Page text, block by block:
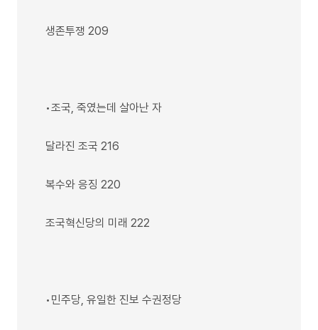
생존투쟁 209
•조국, 죽였는데 살아난 자
달라진 조국 216
복수와 응징 220
조국혁신당의 미래 222
•민주당, 유일한 진보 수권정당